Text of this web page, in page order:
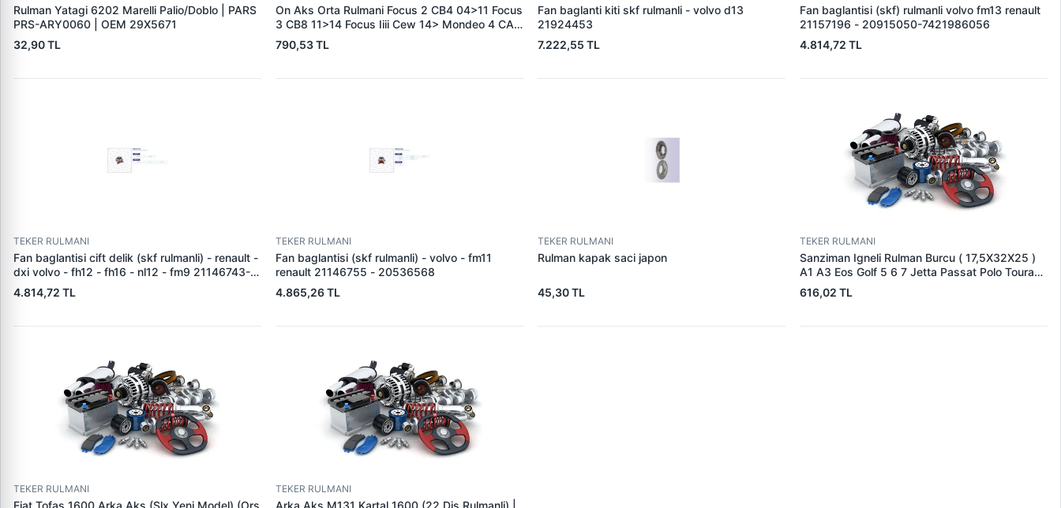
Rulman Yatagi 6202 Marelli Palio/Doblo | PARS
PRS-ARY0060 | OEM 29X5671
32,90 TL
On Aks Orta Rulmani Focus 2 CB4 04>11 Focus
3 CB8 11>14 Focus Iiii Cew 14> Mondeo 4 CA2
07>14 Transit V184 TT8 01>06 2.0 125PS Tdci̇
Yeni̇ Connect Chc 1.6 /1.5 Tdci̇ 15> Fiesta Ccn
790,53 TL
Fan baglanti kiti skf rulmanli - volvo d13
21924453
7.222,55 TL
Fan baglantisi (skf) rulmanli volvo fm13 renault
21157196 - 20915050-7421986056
4.814,72 TL
TEKER RULMANI
Fan baglantisi cift delik (skf rulmanli) - renault -
dxi volvo - fh12 - fh16 - nl12 - fm9 21146743-
1675786
4.814,72 TL
TEKER RULMANI
Fan baglantisi (skf rulmanli) - volvo - fm11
renault 21146755 - 20536568
4.865,26 TL
TEKER RULMANI
Rulman kapak saci japon
45,30 TL
TEKER RULMANI
Sanziman Igneli Rulman Burcu ( 17,5X32X25 )
A1 A3 Eos Golf 5 6 7 Jetta Passat Polo Touran
Altea Leon Toledo Octavia Rapid Superb Yeti |
SRT 16100230 | OEM 02U311132E
616,02 TL
TEKER RULMANI
Fiat Tofas 1600 Arka Aks (Slx Yeni Model) (Ors
TEKER RULMANI
Arka Aks M131 Kartal 1600 (22 Dis Rulmanli) |